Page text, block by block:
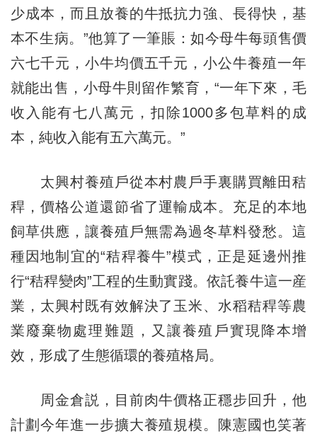
少成本，而且放養的牛抵抗力強、長得快，基
本不生病。”他算了一筆賬：如今母牛每頭售價
六七千元，小牛均價五千元，小公牛養殖一年
就能出售，小母牛則留作繁育，“一年下來，毛
收入能有七八萬元，扣除1000多包草料的成
本，純收入能有五六萬元。”
太興村養殖戶從本村農戶手裏購買離田秸
稈，價格公道還節省了運輸成本。充足的本地
飼草供應，讓養殖戶無需為過冬草料發愁。這
種因地制宜的“秸稈養牛”模式，正是延邊州推
行“秸稈變肉”工程的生動實踐。依託養牛這一産
業，太興村既有效解決了玉米、水稻秸稈等農
業廢棄物處理難題，又讓養殖戶實現降本增
效，形成了生態循環的養殖格局。
周金倉説，目前肉牛價格正穩步回升，他
計劃今年進一步擴大養殖規模。陳憲國也笑著